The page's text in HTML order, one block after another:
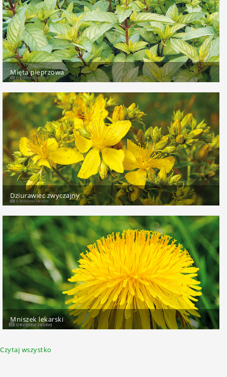
Mięta pieprzowa
Dziurawiec zwyczajny
Mniszek lekarski
Czytaj wszystko